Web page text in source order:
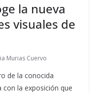
la nueva
visuales de
Murias Cuervo
de la conocida
con la exposición que